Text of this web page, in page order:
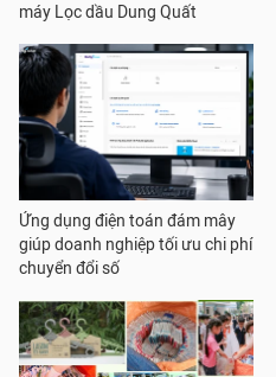
máy Lọc dầu Dung Quất
Ứng dụng điện toán đám mây
giúp doanh nghiệp tối ưu chi phí
chuyển đổi số